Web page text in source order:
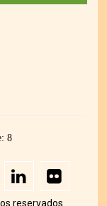
8
reservados.